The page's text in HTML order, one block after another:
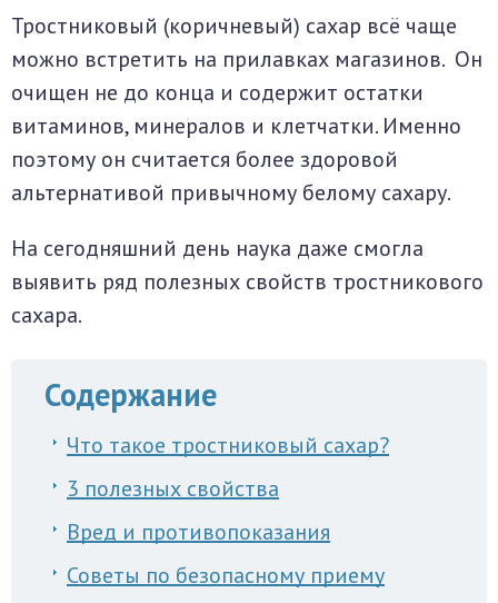
Тростниковый (коричневый) сахар всё чаще
можно встретить на прилавках магазинов. Он
очищен не до конца и содержит остатки
витаминов, минералов и клетчатки. Именно
поэтому он считается более здоровой
альтернативой привычному белому сахару.
На сегодняшний день наука даже смогла
выявить ряд полезных свойств тростникового
сахара.
Содержание
Что такое тростниковый сахар?
3 полезных свойства
Вред и противопоказания
Советы по безопасному приему
суставы, мышцы